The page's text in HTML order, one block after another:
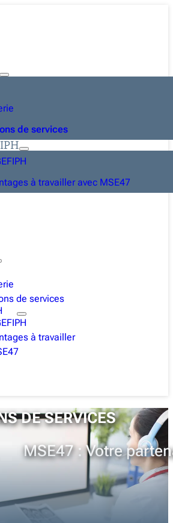
de services
à travailler avec MSE47
de services
à travailler
DE SERVICES
MSE47 : Votre